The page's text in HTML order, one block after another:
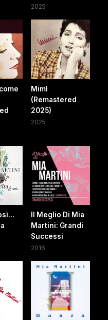
2025
Mimì
(Remastered
2025)
2025
Il Meglio Di Mia
Martini: Grandi
Successi
2016